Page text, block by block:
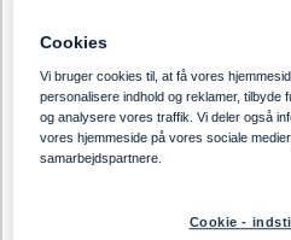
100 g Blødt Smør
100 g Mandelmel
Cookies
Vi bruger cookies til, at få vores
personalisere indhold og reklamer, tilbyde
og analysere vores traffik. Vi deler også
vores hjemmeside på vores sociale
samarbejdspartnere.
Cookie -